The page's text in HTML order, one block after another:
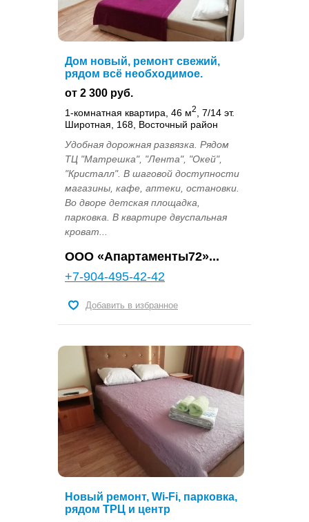
Дом новый, ремонт свежий,
рядом всё необходимое.
от 2 300 руб.
1-комнатная квартира, 46 м2
, 7/14 эт.
Широтная, 168, Восточный район
Удобная дорожная развязка. Рядом
ТЦ "Матрешка", "Лента", "Окей",
"Кристалл". В шаговой доступности
магазины, кафе, аптеки, остановки.
Во дворе детская площадка,
парковка. В квартире двуспальная
кроват...
OOO «Апартаменты72»...
+7-904-495-42-42
Добавить в избранное
Новый ремонт, Wi-Fi, парковка,
рядом ТРЦ и центр